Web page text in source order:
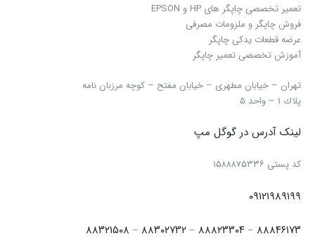
تعمیر تخصصی چاپگر های HP و EPSON
فروش چاپگر و ملزومات مصرفی
عرضه قطعات یدکی چاپگر
آموزش تخصصی تعمیر چاپگر
تهران – خیابان مطهری – خیابان مفتح – كوچه مرزبان نامه
پلاك ۱ – واحد ۵
لینک آدرس در گوگل مپ
كد پستی ۱۵۸۸۸۷۵۳۳۶
۰۹۱۲۱۹۸۹۱۹۹
۸۸۸۴۶۱۷۳ – ۸۸۸۲۳۳۰۴ – ۸۸۳۰۲۷۳۲ – ۸۸۳۲۱۵۰۸